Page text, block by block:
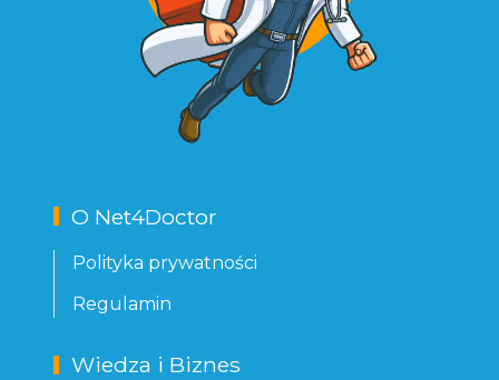
O Net4Doctor
Polityka prywatności
Regulamin
Wiedza i Biznes